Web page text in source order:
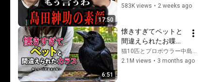
17:50
nature of fear
583K views • 2 weeks ago
6:51
懐きすぎてペットと
間違えられたお喋り
すぎるカラスは今日
もたくさん文句を言
猫10匹とプロボウラー中島美穂ꕤ︎︎·͜·
2.1M views • 3 months ago